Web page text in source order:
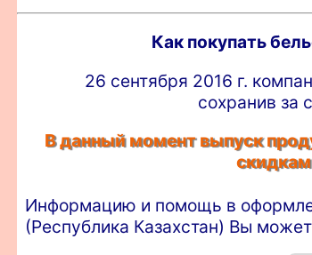
Как покупать
26 сентября 2016 г.
сохранив за
В данный момент выпуск
Информацию и помощь в
(Республика Казахстан) Вы